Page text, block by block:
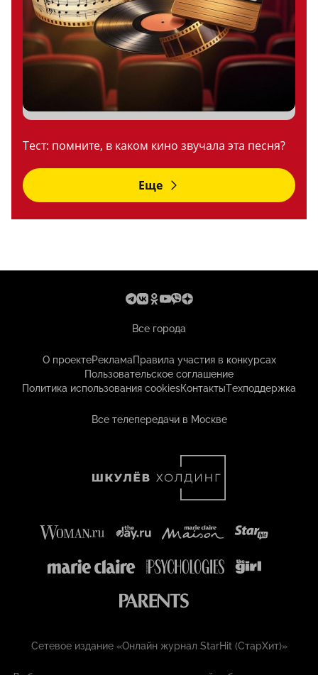
Тест: помните, в каком кино звучала эта песня?
Еще
Все города
О проектеРекламаПравила участия в конкурсах
Пользовательское соглашение
Политика использования cookiesКонтактыТехподдержка
Все телепередачи в Москве
Сетевое издание «Онлайн журнал StarHit (СтарХит)»